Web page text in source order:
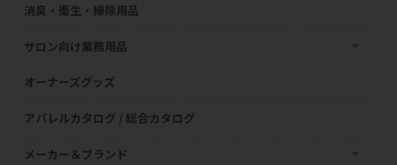
消臭・衛生・掃除用品
サロン向け業務用品
オーナーズグッズ
アパレルカタログ / 総合カタログ
メーカー＆ブランド